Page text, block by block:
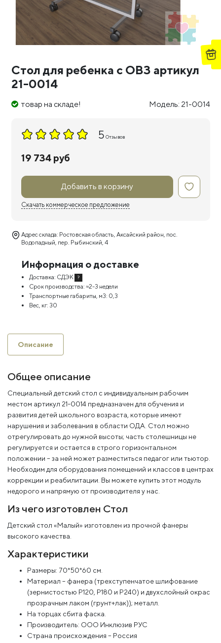
Стол для ребенка с ОВЗ артикул
21-0014
товар на складе! Модель: 21-0014
5 Отзывов
19 734 руб
Добавить в корзину
Скачать коммерческое предложение
Адрес склада: Ростовская область, Аксайский район, пос.
Водопадный, пер. Рыбинский, 4
Информация о доставке
Доставка: СДЭК ?
Срок производства: ≈2-3 недели
Транспортные габариты, м3: 0,3
Вес, кг: 30
Описание
Общее описание
Специальный детский стол с индивидуальным рабочим
местом артикул 21-0014 предназначен для обучения и
развития детей школьного возраста, которые имеют
нарушения и заболевания в области ОДА. Стол можно
отрегулировать до нужной высоты; часть столешницы не
регулируется и остается в строго горизонтальном
положении – за ней может разместиться педагог или тьютор.
Необходим для оборудования помещений и классов в центрах
коррекции и реабилитации. Вы можете купить этот модуль
недорого и напрямую от производителя у нас.
Из чего изготовлен Стол
Детский стол «Малый» изготовлен из прочной фанеры
высокого качества.
Характеристики
Размеры: 70*50*60 см.
Материал – фанера (трехступенчатое шлифование
(зернистостью Р120, Р180 и Р240) и двухслойный окрас
прозрачным лаком (грунт+лак)); металл.
На торцах сбита фаска.
Производитель: ООО Инклюзив РУС
Страна происхождения – Россия